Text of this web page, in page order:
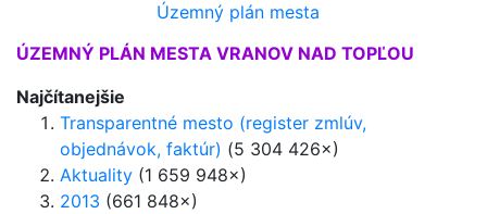
Územný plán mesta
ÚZEMNÝ PLÁN MESTA VRANOV NAD TOPĽOU
Najčítanejšie
Transparentné mesto (register zmlúv,
objednávok, faktúr) (5 304 426×)
Aktuality (1 659 948×)
2013 (661 848×)